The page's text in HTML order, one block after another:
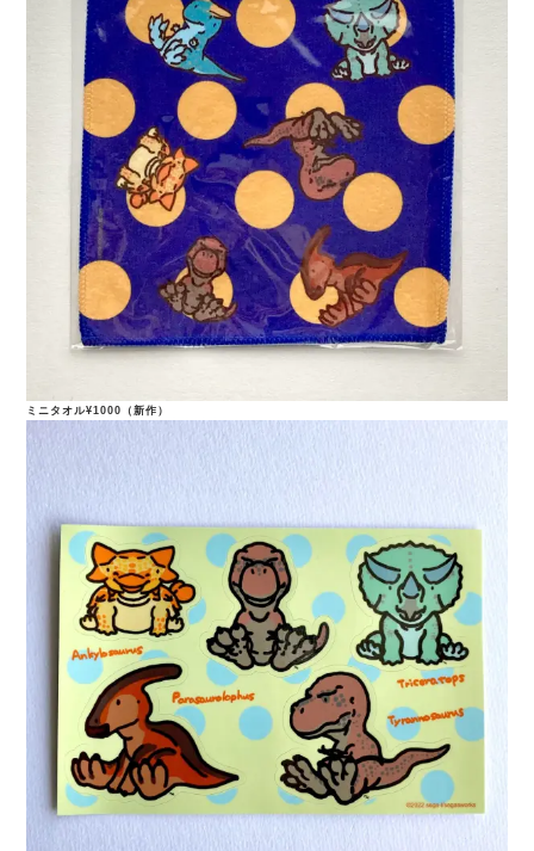
ミニタオル¥1000（新作）